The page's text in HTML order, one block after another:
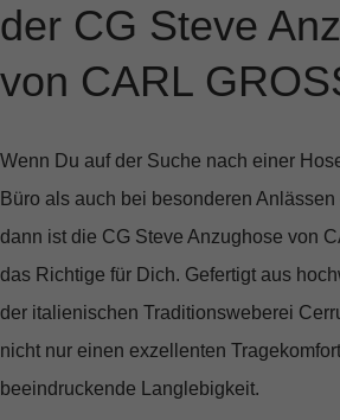
der CG Steve
von CARL
Wenn Du auf der Suche nach einer
Büro als auch bei besonderen
dann ist die CG Steve Anzughose von
das Richtige für Dich. Gefertigt aus
der italienischen Traditionsweberei
nicht nur einen exzellenten
beeindruckende Langlebigkeit.